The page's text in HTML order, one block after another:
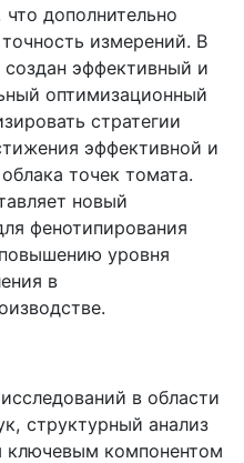
дополнительно
измерений. В
эффективный и
оптимизационный
стратегии
эффективной и
точек томата.
новый
фенотипирования
уровня
в
в области
структурный анализ
ключевым компонентом